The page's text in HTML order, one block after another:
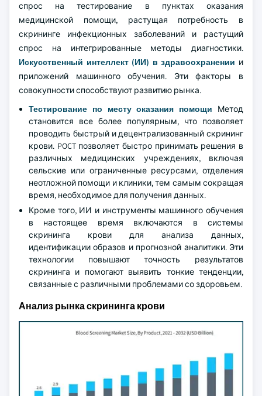
спрос на тестирование в пунктах оказания
медицинской помощи, растущая потребность в
скрининге инфекционных заболеваний и растущий
спрос на интегрированные методы диагностики.
Искусственный интеллект (ИИ) в здравоохранении и
приложений машинного обучения. Эти факторы в
совокупности способствуют развитию рынка.
Тестирование по месту оказания помощи Метод
становится все более популярным, что позволяет
проводить быстрый и децентрализованный скрининг
крови. POCT позволяет быстро принимать решения в
различных медицинских учреждениях, включая
сельские или ограниченные ресурсами, отделения
неотложной помощи и клиники, тем самым сокращая
время, необходимое для получения данных.
Кроме того, ИИ и инструменты машинного обучения
в настоящее время включаются в системы
скрининга крови для анализа данных,
идентификации образов и прогнозной аналитики. Эти
технологии повышают точность результатов
скрининга и помогают выявить тонкие тенденции,
связанные с различными проблемами со здоровьем.
Анализ рынка скрининга крови